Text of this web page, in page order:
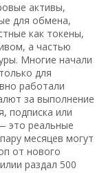
активы,
для обмена,
как токены,
а частью
Многие начали
для
работали
за выполнение
подписка или
это реальные
месяцев могут
от нового
раздал 500